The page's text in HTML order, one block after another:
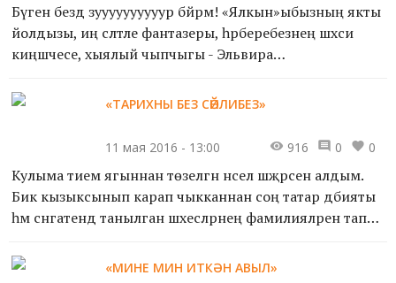
Бүген бездә зуууууууууур бәйрәм! «Ялкын»ыбызның якты
йолдызы, иң сәләтле фантазеры, һәрберебезнең шәхси
киңәшчесе, хыялый чыпчыгы - Эльвира
тормы...
«ТАРИХНЫ БЕЗ СӨЙЛИБЕЗ»
11 мая 2016 - 13:00 916 0 0
Кулыма әтием ягыннан төзелгән нәсел шәҗәрәсен алдым.
Бик кызыксынып карап чыкканнан соң татар әдәбияты
һәм сәнгатендә танылган шәхесләрнең фамилияләренә тап
«МИНЕ МИН ИТКӘН АВЫЛ»